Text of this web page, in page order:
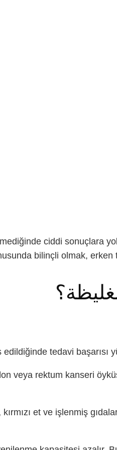
ciddi sonuçlara
tedavi
veya rektum kanseri
et ve işlenmiş